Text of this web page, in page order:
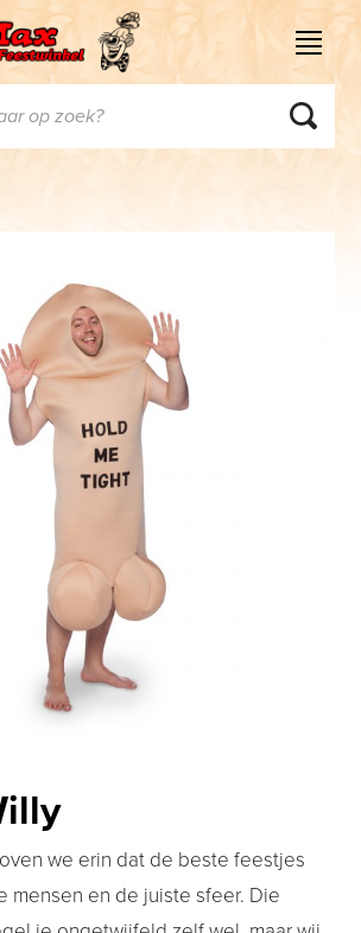
we erin dat de beste feestjes
mensen en de juiste sfeer. Die